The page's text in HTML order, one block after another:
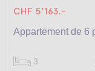
CHF 5'163.-
Appartement de 6
3